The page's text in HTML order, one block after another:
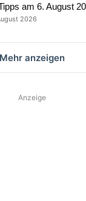
am 6. August
2026
Mehr anzeigen
Anzeige